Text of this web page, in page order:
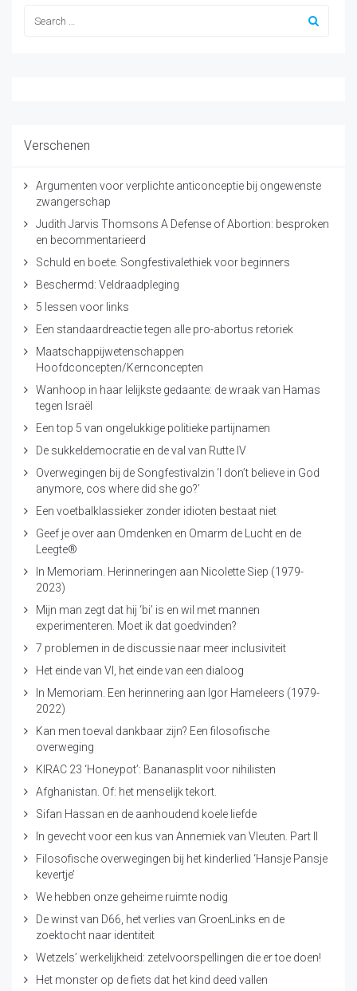
Verschenen
Argumenten voor verplichte anticonceptie bij ongewenste
zwangerschap
Judith Jarvis Thomsons A Defense of Abortion: besproken
en becommentarieerd
Schuld en boete. Songfestivalethiek voor beginners
Beschermd: Veldraadpleging
5 lessen voor links
Een standaardreactie tegen alle pro-abortus retoriek
Maatschappijwetenschappen
Hoofdconcepten/Kernconcepten
Wanhoop in haar lelijkste gedaante: de wraak van Hamas
tegen Israël
Een top 5 van ongelukkige politieke partijnamen
De sukkeldemocratie en de val van Rutte IV
Overwegingen bij de Songfestivalzin ‘I don’t believe in God
anymore, cos where did she go?’
Een voetbalklassieker zonder idioten bestaat niet
Geef je over aan Omdenken en Omarm de Lucht en de
Leegte®
In Memoriam. Herinneringen aan Nicolette Siep (1979-
2023)
Mijn man zegt dat hij ‘bi’ is en wil met mannen
experimenteren. Moet ik dat goedvinden?
7 problemen in de discussie naar meer inclusiviteit
Het einde van VI, het einde van een dialoog
In Memoriam. Een herinnering aan Igor Hameleers (1979-
2022)
Kan men toeval dankbaar zijn? Een filosofische
overweging
KIRAC 23 ‘Honeypot’: Bananasplit voor nihilisten
Afghanistan. Of: het menselijk tekort.
Sifan Hassan en de aanhoudend koele liefde
In gevecht voor een kus van Annemiek van Vleuten. Part II
Filosofische overwegingen bij het kinderlied ‘Hansje Pansje
kevertje’
We hebben onze geheime ruimte nodig
De winst van D66, het verlies van GroenLinks en de
zoektocht naar identiteit
Wetzels’ werkelijkheid: zetelvoorspellingen die er toe doen!
Het monster op de fiets dat het kind deed vallen